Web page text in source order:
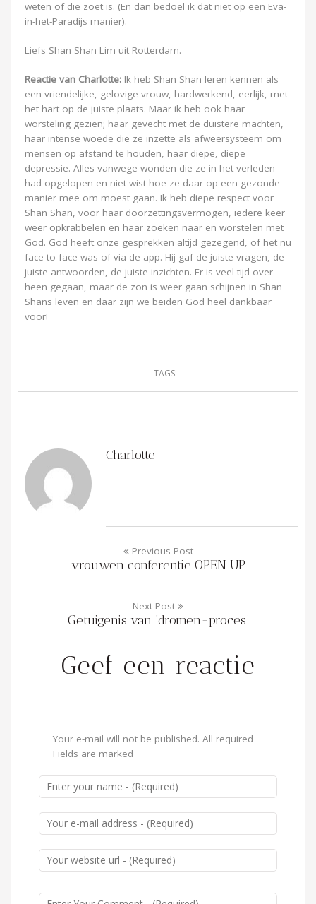
weten of die zoet is. (En dan bedoel ik dat niet op een Eva-
in-het-Paradijs manier).
Liefs Shan Shan Lim uit Rotterdam.
Reactie van Charlotte: Ik heb Shan Shan leren kennen als
een vriendelijke, gelovige vrouw, hardwerkend, eerlijk, met
het hart op de juiste plaats. Maar ik heb ook haar
worsteling gezien; haar gevecht met de duistere machten,
haar intense woede die ze inzette als afweersysteem om
mensen op afstand te houden, haar diepe, diepe
depressie. Alles vanwege wonden die ze in het verleden
had opgelopen en niet wist hoe ze daar op een gezonde
manier mee om moest gaan. Ik heb diepe respect voor
Shan Shan, voor haar doorzettingsvermogen, iedere keer
weer opkrabbelen en haar zoeken naar en worstelen met
God. God heeft onze gesprekken altijd gezegend, of het nu
face-to-face was of via de app. Hij gaf de juiste vragen, de
juiste antwoorden, de juiste inzichten. Er is veel tijd over
heen gegaan, maar de zon is weer gaan schijnen in Shan
Shans leven en daar zijn we beiden God heel dankbaar
voor!
TAGS:
Charlotte
Previous Post
vrouwen conferentie OPEN UP
Next Post
Getuigenis van ‘dromen-proces’
Geef een reactie
Your e-mail will not be published. All required
Fields are marked